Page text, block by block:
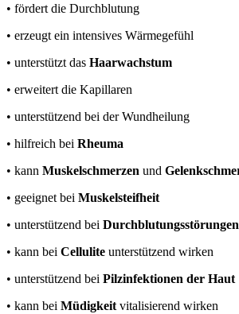
• fördert die Durchblutung
• erzeugt ein intensives Wärmegefühl
• unterstützt das Haarwachstum
• erweitert die Kapillaren
• unterstützend bei der Wundheilung
• hilfreich bei Rheuma
• kann Muskelschmerzen und
• geeignet bei Muskelsteifheit
• unterstützend bei Durchblutungsstörungen
• kann bei Cellulite unterstützend wirken
• unterstützend bei Pilzinfektionen der Haut
• kann bei Müdigkeit vitalisierend wirken